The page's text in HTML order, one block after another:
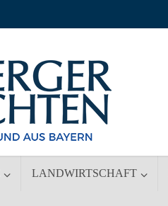
LANDWIRTSCHAFT